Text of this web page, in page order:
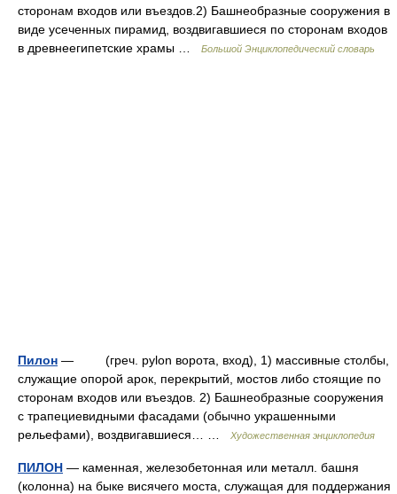
сторонам входов или въездов.2) Башнеобразные сооружения в
виде усеченных пирамид, воздвигавшиеся по сторонам входов
в древнеегипетские храмы …
Большой Энциклопедический словарь
Пилон — (греч. pylon ворота, вход), 1) массивные столбы,
служащие опорой арок, перекрытий, мостов либо стоящие по
сторонам входов или въездов. 2) Башнеобразные сооружения
с трапециевидными фасадами (обычно украшенными
рельефами), воздвигавшиеся… …
Художественная энциклопедия
ПИЛОН — каменная, железобетонная или металл. башня
(колонна) на быке висячего моста, служащая для поддержания